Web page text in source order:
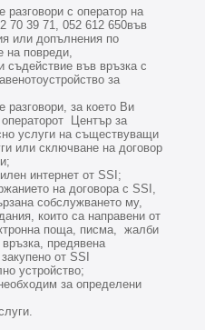
разговори с оператор на
70 39 71, 052 612 650във
или допълнения по
на повреди,
във връзка с
за
разговори, за което Ви
Център за
услуги на съществуващи
или сключване на договор
интернет от SSI;
на договора с SSI,
собслужването му,
които са направени от
поща, писма, жалби
предявена
от SSI
устройство;
за определени